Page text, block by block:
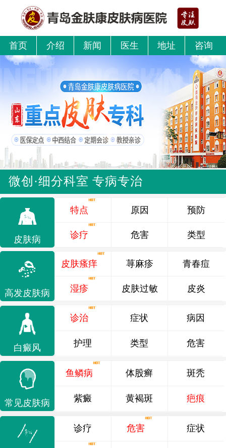
首页 介绍 新闻 医生 地址 咨询
微创·细分科室 专病专治
皮肤病
特点
诊疗
原因
危害
预防
类型
高发皮肤病
皮肤瘙痒
湿疹
荨麻疹
皮肤过敏
青春痘
皮炎
白癜风
诊治 症状 病因
护理 类型 危害
常见皮肤病
鱼鳞病 体股癣 斑秃
紫癜 黄褐斑 疤痕
诊疗 危害 症状